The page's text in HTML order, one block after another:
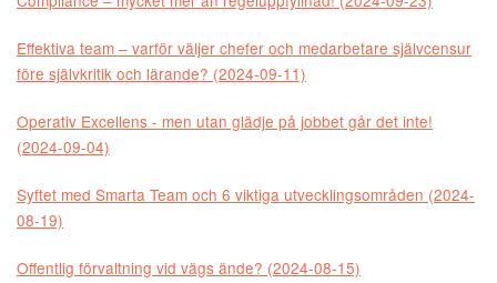
Effektiva team – varför väljer chefer och medarbetare självcensur
före självkritik och lärande? (2024-09-11)
Operativ Excellens - men utan glädje på jobbet går det inte!
(2024-09-04)
Syftet med Smarta Team och 6 viktiga utvecklingsområden (2024-
08-19)
Offentlig förvaltning vid vägs ände? (2024-08-15)